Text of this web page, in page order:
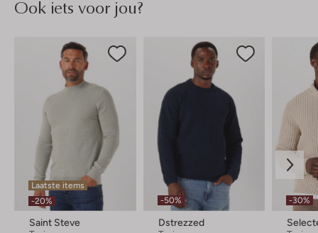
Ook iets voor jou?
Laatste items
-20%
Saint Steve
-50%
Dstrezzed
-30%